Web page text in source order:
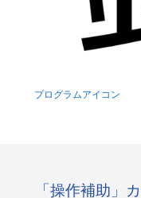
プログラムアイコン
「操作補助」